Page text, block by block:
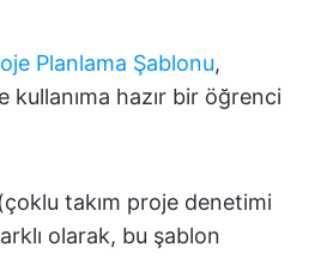
Planlama Şablonu,
kullanıma hazır bir öğrenci
takım proje denetimi
olarak, bu şablon